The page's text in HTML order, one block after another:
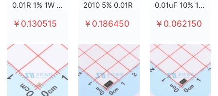
0.01R 1% 1W 2512
￥0.130515
2010 5% 0.01R
￥0.186450
0.01uF 10% 100V X7R 0603
￥0.062150